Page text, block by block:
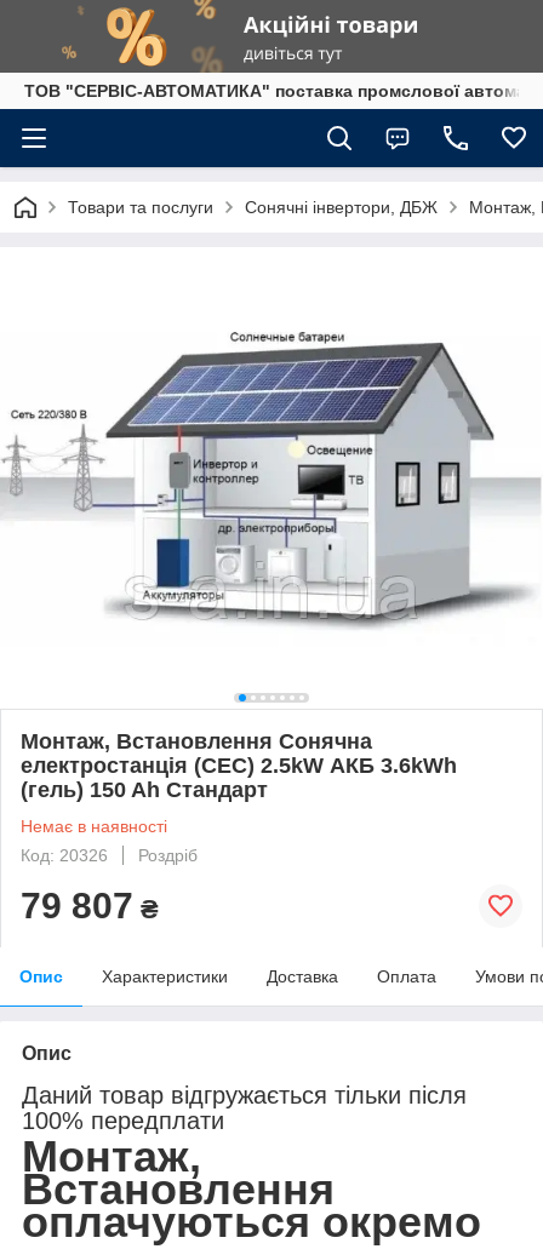
ТОВ "СЕРВІС-АВТОМАТИКА" поставка промслової
Товари та послуги Сонячні інвертори, ДБЖ Монтаж,
Монтаж, Встановлення Сонячна
електростанція (СЕС) 2.5kW АКБ 3.6kWh
(гель) 150 Ah Стандарт
Немає в наявності
Код: 20326
Роздріб
79 807 ₴
Опис Характеристики Доставка Оплата Умови
Опис
Даний товар відгружається тільки після
100% передплати
Монтаж,
Встановлення
оплачуються окремо